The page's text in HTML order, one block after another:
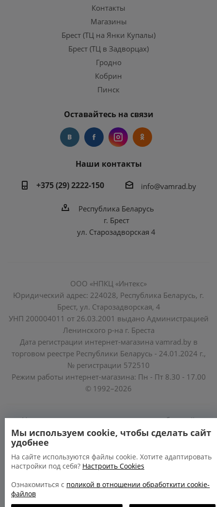
Контакты
Магазины
Брест (ТЦ на Янки Купалы)
Брест (ТЦ в Задворцах)
Гродно
Кобрин
Пинск
Оставайтесь на связи
Наши контакты
+375 (29) 2222-150
info@vamrad.by
Республика Беларусь
г. Брест
ул. Старозадворская 4
ООО «НПКЦ «Интекс»
Юридический адрес: 224028, Республика Беларусь, г.
Брест, ул. Старозадворская, 4
УНП 200004011 от 26.03.2001 выдано Администрацией
Ленинского р-на г. Бреста
Дата регистрации интернет-магазина vamrad.by в
торговом реестре Республики Беларусь - 24.01.2024 г.,
№ регистрации 572510
Режим работы интернет-магазина: Пн - Пт 8.30 - 17.00
© 1992–2026
Уполномоченные по защите прав потребителей
облисполкомов, Минского горисполкома:
https://www.mart.gov.by/activity/zashchita-prav-
potrebiteley/
БРЕСТСКАЯ ОБЛАСТЬ тел. (80162) 26 97 69;
Мы используем cookie, чтобы сделать сайт
удобнее
На сайте используются файлы cookie. Хотите адаптировать
настройки под себя? Настроить Cookies
Ознакомиться с поликой в отношении обработкити cookie-
файлов